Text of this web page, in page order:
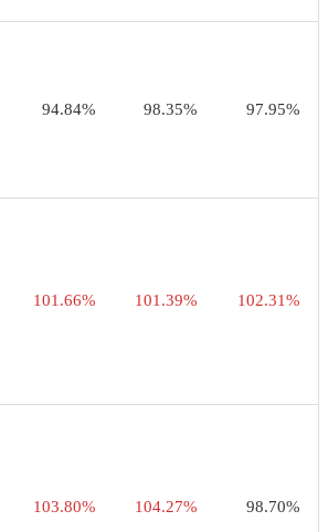
94.84% 98.35% 97.95%
101.66% 101.39% 102.31%
103.80% 104.27% 98.70%